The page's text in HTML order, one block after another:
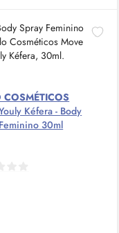
COSMÉTICOS
Kéfera - Body
30ml